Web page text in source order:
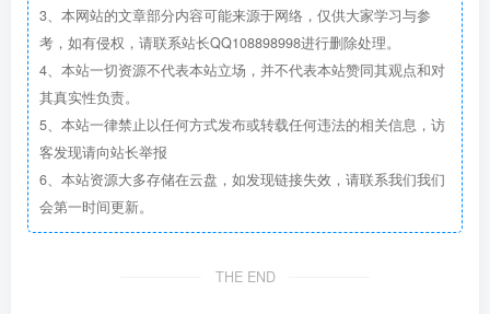
3、本网站的文章部分内容可能来源于网络，仅供大家学习与参
考，如有侵权，请联系站长QQ108898998进行删除处理。
4、本站一切资源不代表本站立场，并不代表本站赞同其观点和对
其真实性负责。
5、本站一律禁止以任何方式发布或转载任何违法的相关信息，访
客发现请向站长举报
6、本站资源大多存储在云盘，如发现链接失效，请联系我们我们
会第一时间更新。
THE END